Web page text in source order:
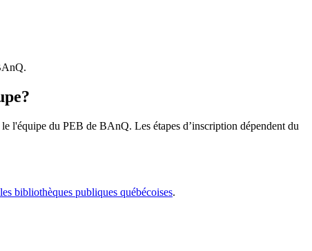
l'équipe du PEB de BAnQ. Les étapes d’inscription dépendent du
bibliothèques publiques québécoises.